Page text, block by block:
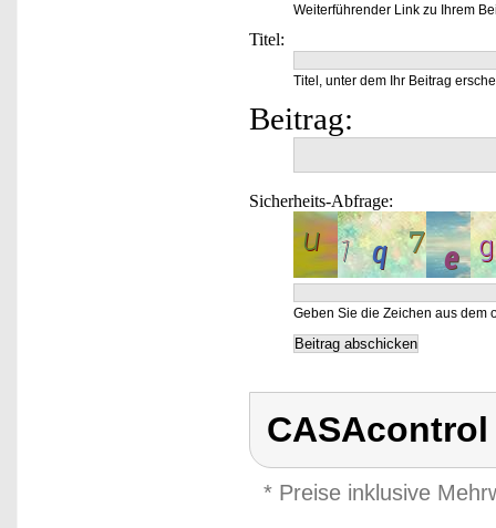
Weiterführender Link zu Ihrem
Titel:
Titel, unter dem Ihr Beitrag
Beitrag:
Sicherheits-Abfrage:
Geben Sie die Zeichen aus dem
CASAcontrol
* Preise inklusive